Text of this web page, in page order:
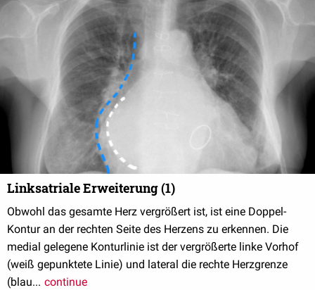
Linksatriale Erweiterung (1)
Obwohl das gesamte Herz vergrößert ist, ist eine Doppel-
Kontur an der rechten Seite des Herzens zu erkennen. Die
medial gelegene Konturlinie ist der vergrößerte linke Vorhof
(weiß gepunktete Linie) und lateral die rechte Herzgrenze
(blau... continue